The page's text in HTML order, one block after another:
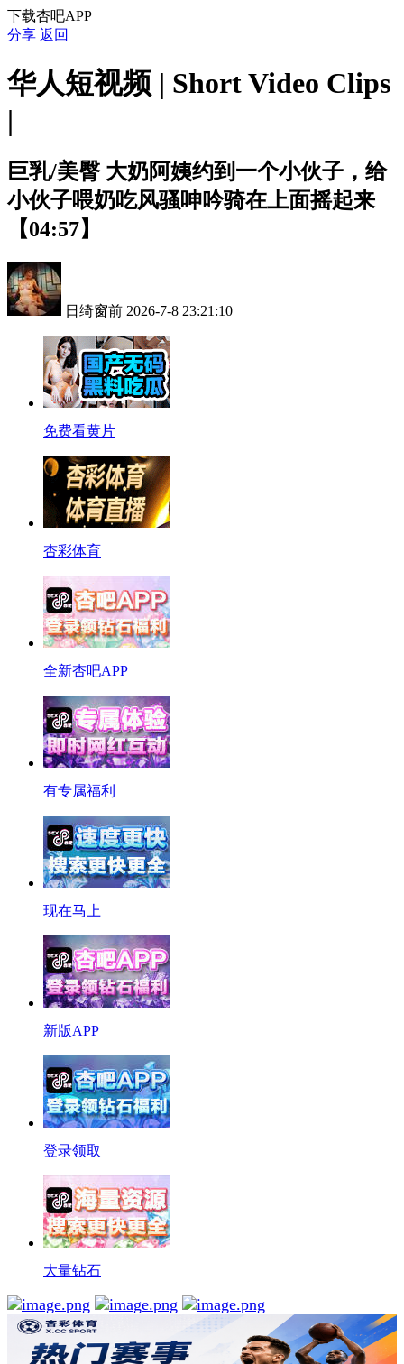
下载杏吧APP
分享 返回
华人短视频 | Short Video Clips
|
巨乳/美臀 大奶阿姨约到一个小伙子，给
小伙子喂奶吃风骚呻吟骑在上面摇起来
【04:57】
日绮窗前 2026-7-8 23:21:10
免费看黄片
杏彩体育
全新杏吧APP
有专属福利
现在马上
新版APP
登录领取
大量钻石